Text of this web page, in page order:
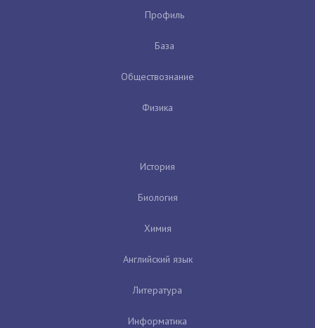
Профиль
База
Обществознание
Физика
История
Биология
Химия
Английский язык
Литература
Информатика